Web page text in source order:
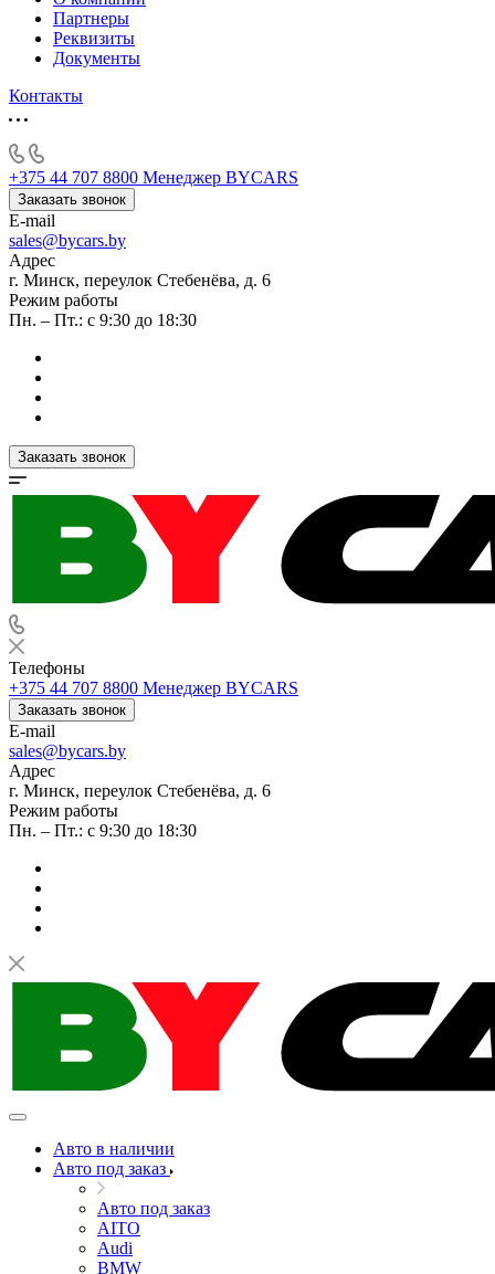
Партнеры
Реквизиты
Документы
Контакты
+375 44 707 8800 Менеджер BYCARS
Заказать звонок
E-mail
sales@bycars.by
Адрес
г. Минск, переулок Стебенёва, д. 6
Режим работы
Пн. – Пт.: с 9:30 до 18:30
Заказать звонок
Телефоны
+375 44 707 8800 Менеджер BYCARS
Заказать звонок
E-mail
sales@bycars.by
Адрес
г. Минск, переулок Стебенёва, д. 6
Режим работы
Пн. – Пт.: с 9:30 до 18:30
Авто в наличии
Авто под заказ
Авто под заказ
AITO
Audi
BMW